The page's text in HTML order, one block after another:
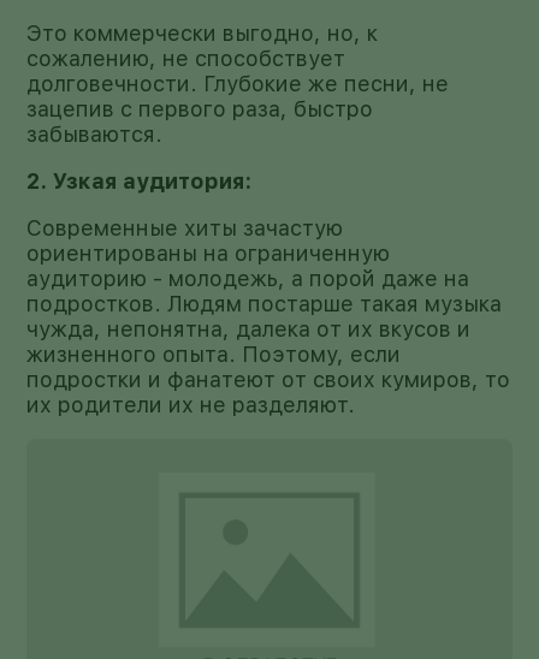
Это коммерчески выгодно, но, к
сожалению, не способствует
долговечности. Глубокие же песни, не
зацепив с первого раза, быстро
забываются.
2. Узкая аудитория:
Современные хиты зачастую
ориентированы на ограниченную
аудиторию - молодежь, а порой даже на
подростков. Людям постарше такая музыка
чужда, непонятна, далека от их вкусов и
жизненного опыта. Поэтому, если
подростки и фанатеют от своих кумиров, то
их родители их не разделяют.